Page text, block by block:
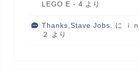
LEGO E - 4 より
Thanks,Stave Jobs. に
ｉ
２
より